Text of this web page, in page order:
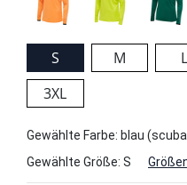
S M L
3XL
Gewählte Farbe: blau
Gewählte Größe: S